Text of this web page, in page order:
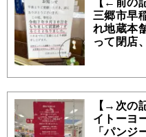
三郷市早
れ地蔵本
って閉店
【→次の
イトーヨ
「パンジ